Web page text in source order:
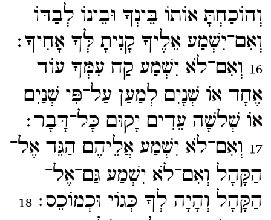
וְהוֹכַחְתָּ אוֹתוֹ בֵּינְךָ וּבֵינוֹ לְבַדּוֹ
וְאִם־​יִשְׁמַע אֵלֶיךָ קָנִיתָ לְּךָ אָחִיךָ׃
16 וְאִם־​לֹא יִשְׁמַע קַח עִמְּךָ עוֹד
אֶחָד אוֹ שְׁנָיִם לְמַעַן עַל־​פִּי שְׁנַיִם
אוֹ שְׁלשָׁה עֵדִים יָקוּם כָּל־​דָּבָר׃
17 וְאִם־​לֹא יִשְׁמַע אֲלֵיהֶם הַגֵּד אֶל־​
הַקָּהָל וְאִם־​לֹא יִשְׁמַע גַּם־​אֶל־​
הַקָּהָל וְהָיָה לְךָ כְּגוֹי וּכְמוֹכֵס׃18